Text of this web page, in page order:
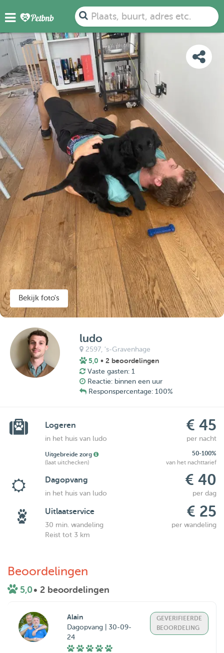
Plaats, buurt, adres etc.
FOTO'S BEOORDELINGEN KAART
Bekijk foto's
ludo
2597, 's-Gravenhage
5,0 • 2 beoordelingen
Vaste gasten: 1
Reactie: binnen een uur
Responspercentage: 100%
Logeren € 45
in het huis van ludo per nacht
Uitgebreide zorg
50-100%
(laat uitchecken)
van het nachttarief
Dagopvang € 40
in het huis van ludo per dag
Uitlaatservice € 25
30 min. wandeling
per wandeling
Reist tot 3 km
Beoordelingen
5,0• 2 beoordelingen
Alain
Dagopvang | 30-09-
24
GEVERIFIEERDE
BEOORDELING